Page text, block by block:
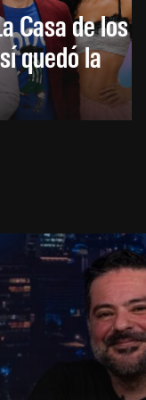
Casa de los
quedó la